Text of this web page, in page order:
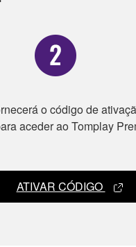
o código de
aceder ao Tomplay
ATIVAR CÓDIGO